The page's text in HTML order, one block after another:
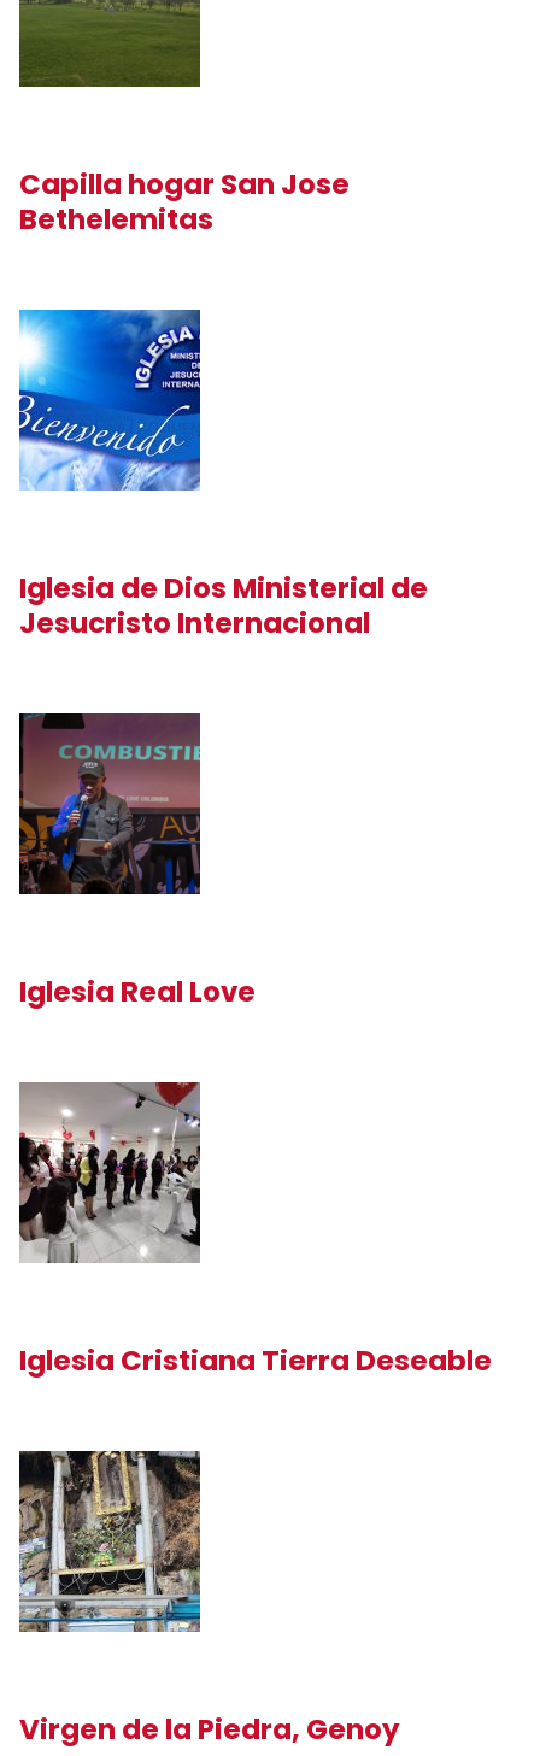
Capilla hogar San Jose
Bethelemitas
Iglesia de Dios Ministerial de
Jesucristo Internacional
Iglesia Real Love
Iglesia Cristiana Tierra Deseable
Virgen de la Piedra, Genoy